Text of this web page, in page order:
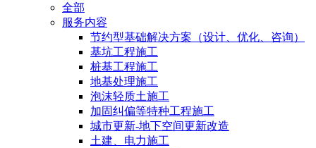
全部
服务内容
节约型基础解决方案（设计、优化、咨询）
基坑工程施工
桩基工程施工
地基处理施工
泡沫轻质土施工
加固纠偏等特种工程施工
城市更新-地下空间更新改造
土建、电力施工